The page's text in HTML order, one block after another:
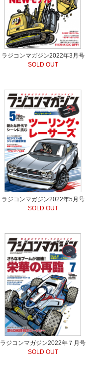
ラジコンマガジン2022年3月号
SOLD OUT
ラジコンマガジン2022年5月号
SOLD OUT
ラジコンマガジン2022年７月号
SOLD OUT